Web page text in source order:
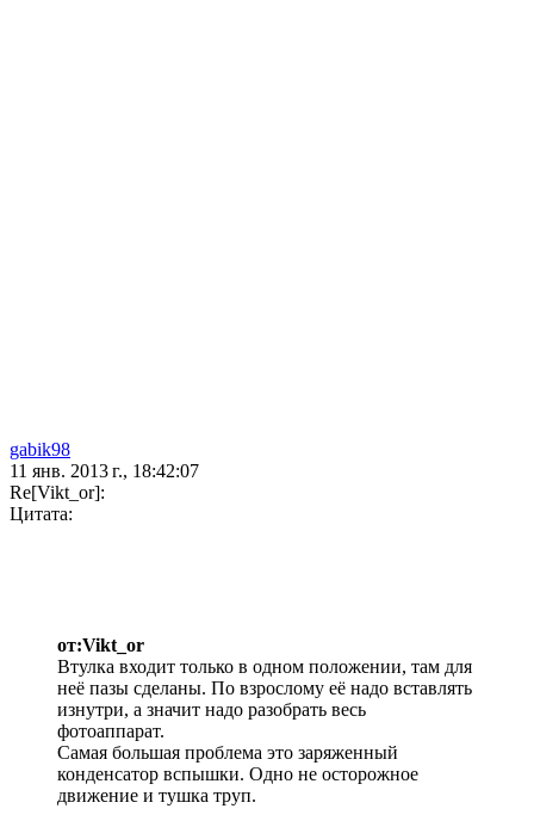
gabik98
11 янв. 2013 г., 18:42:07
Re[Vikt_or]:
Цитата:
от:Vikt_or
Втулка входит только в одном положении, там для
неё пазы сделаны. По взрослому её надо вставлять
изнутри, а значит надо разобрать весь
фотоаппарат.
Самая большая проблема это заряженный
конденсатор вспышки. Одно не осторожное
движение и тушка труп.